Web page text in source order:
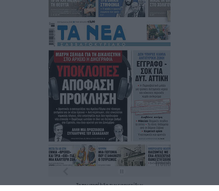
Ταπρωτοσέλιδατωνεφημερίδων